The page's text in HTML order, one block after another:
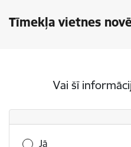
Tīmekļa vietnes
Vai šī
Vai šī informācija bija
Jā